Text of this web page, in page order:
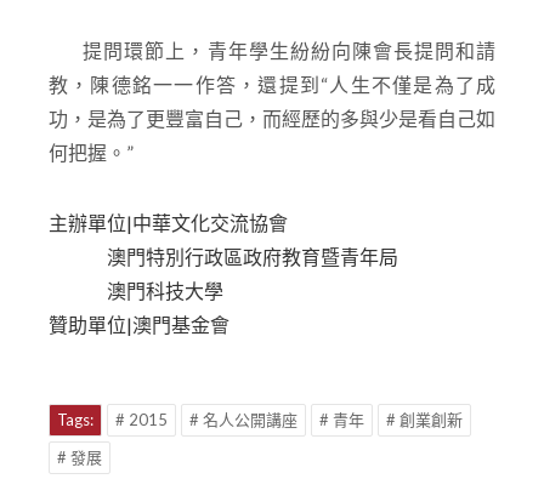
提問環節上，青年學生紛紛向陳會長提問和請
教，陳德銘一一作答，還提到“人生不僅是為了成
功，是為了更豐富自己，而經歷的多與少是看自己如
何把握。”
主辦單位|中華文化交流協會
澳門特別行政區政府教育暨青年局
澳門科技大學
贊助單位|澳門基金會
Tags: # 2015 # 名人公開講座 # 青年
# 創業創新
# 發展